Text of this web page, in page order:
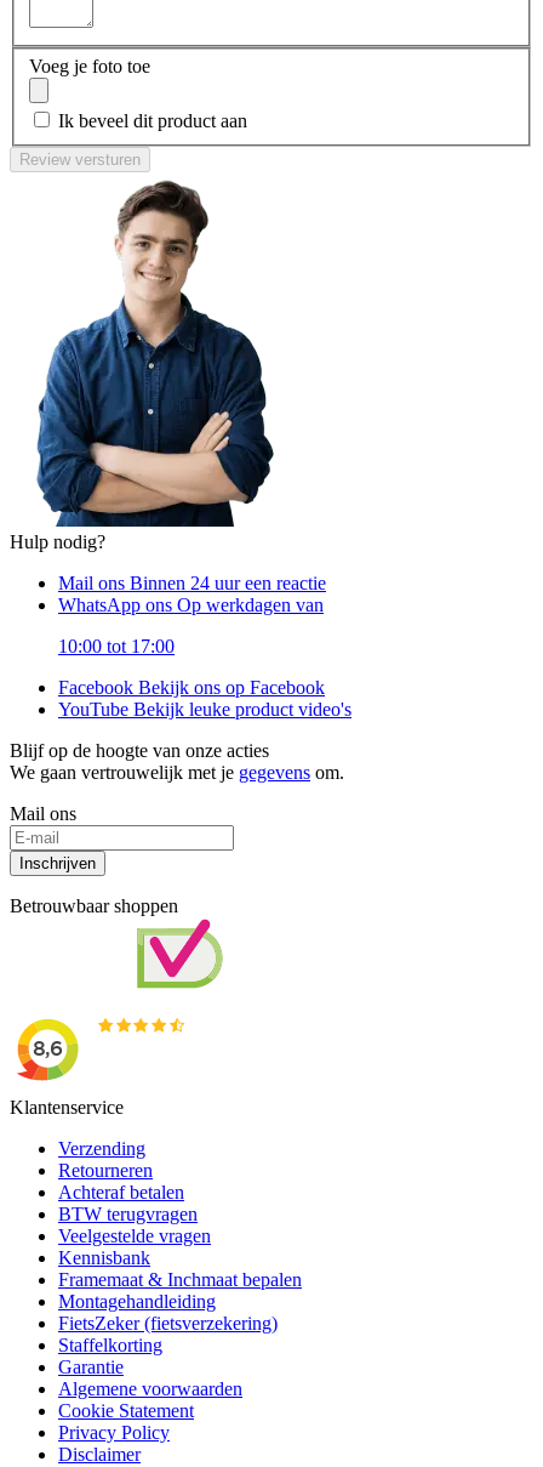
Voeg je foto toe
Ik beveel dit product aan
Review versturen
Hulp nodig?
Mail ons Binnen 24 uur een reactie
WhatsApp ons Op werkdagen van
10:00 tot 17:00
Facebook Bekijk ons op Facebook
YouTube Bekijk leuke product video's
Blijf op de hoogte van onze acties
We gaan vertrouwelijk met je gegevens om.
Mail ons
Inschrijven
Betrouwbaar shoppen
Klantenservice
Verzending
Retourneren
Achteraf betalen
BTW terugvragen
Veelgestelde vragen
Kennisbank
Framemaat & Inchmaat bepalen
Montagehandleiding
FietsZeker (fietsverzekering)
Staffelkorting
Garantie
Algemene voorwaarden
Cookie Statement
Privacy Policy
Disclaimer